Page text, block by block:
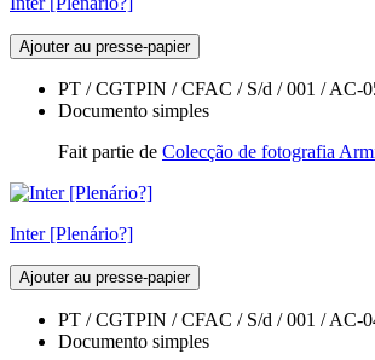
Ajouter au presse-papier
PT / CGTPIN / CFAC / S/d / 001 / AC-
Documento simples
Fait partie de Colecção de fotografia
Inter [Plenário?]
Ajouter au presse-papier
PT / CGTPIN / CFAC / S/d / 001 / AC-
Documento simples